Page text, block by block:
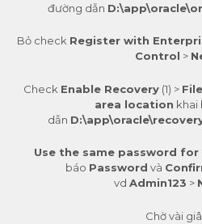
đường dẫn
Bỏ check Register with
Control >
Check Enable Recovery (1) >
area location khai
dẫn
Use the same password
báo Password và
vd Admin123 >
Chờ vài